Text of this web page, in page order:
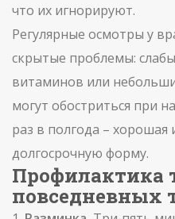
что их игнорируют.
Регулярные осмотры у
скрытые проблемы:
витаминов или
могут обостриться при
раз в полгода – хорошая
долгосрочную форму.
Профилактика
повседневных